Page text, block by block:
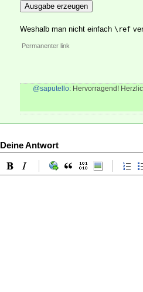
Ausgabe erzeugen
Weshalb man nicht einfach \ref
Permanenter link
@saputello: Hervorragend!
Deine Antwort